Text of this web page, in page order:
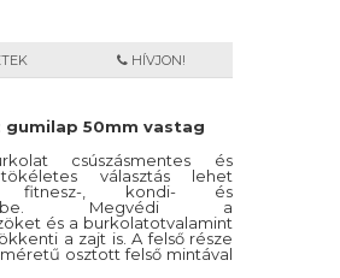
HÍVJON!
gumilap 50mm vastag
csúszásmentes és
választás lehet
fitnesz-, kondi- és
Megvédi a
és a burkolatotvalamint
a zajt is. A felső része
osztott felső mintával